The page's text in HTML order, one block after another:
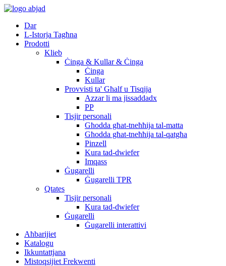
Dar
L-Istorja Tagħna
Prodotti
Klieb
Ċinga & Kullar & Ċinga
Ċinga
Kullar
Provvisti ta' Għalf u Tisqija
Azzar li ma jissaddadx
PP
Tisjir personali
Għodda għat-tneħħija tal-matta
Għodda għat-tneħħija tal-qatgħa
Pinzell
Kura tad-dwiefer
Imqass
Ġugarelli
Ġugarelli TPR
Qtates
Tisjir personali
Kura tad-dwiefer
Ġugarelli
Ġugarelli interattivi
Aħbarijiet
Katalogu
Ikkuntattjana
Mistoqsijiet Frekwenti